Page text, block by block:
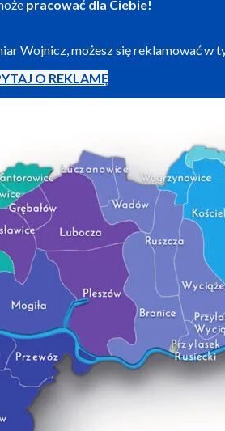
pracować dla Ciebie!
Wojnicz, możesz się reklamować w
O REKLAMĘ